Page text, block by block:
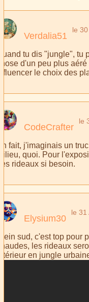
Verdalia51
le
Quand tu dis "jungle",
chose d'un peu plus
influencer le choix des
CodeCrafter
le
En fait, j'imaginais un
milieu, quoi. Pour
des rideaux si besoin.
Elysium30
le 31
Plein sud, c'est top
chaudes, les rideaux
intérieur en jungle